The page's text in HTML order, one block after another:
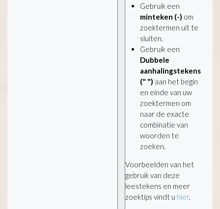
Gebruik een
minteken (-) om
zoektermen uit te
sluiten.
Gebruik een
Dubbele
aanhalingstekens
(" ") aan het begin
en einde van uw
zoektermen om
naar de exacte
combinatie van
woorden te
zoeken.
Voorbeelden van het
gebruik van deze
leestekens en meer
zoektips vindt u hier.